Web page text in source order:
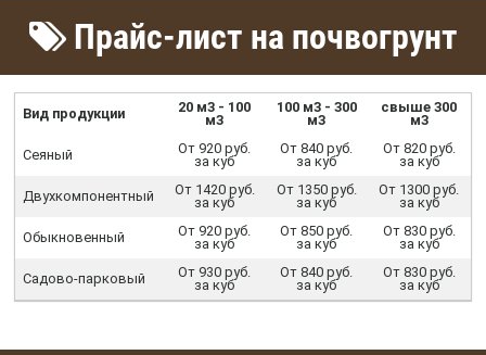
Прайс-лист на почвогрунт
Вид продукции
20 м3 - 100
м3
100 м3 - 300
м3
свыше 300
м3
Сеяный
От 920 руб.
за куб
От 840 руб.
за куб
От 820 руб.
за куб
Двухкомпонентный
От 1420 руб.
за куб
От 1350 руб.
за куб
От 1300 руб.
за куб
Обыкновенный
От 920 руб.
за куб
От 850 руб.
за куб
От 830 руб.
за куб
Садово-парковый
От 930 руб.
за куб
От 840 руб.
за куб
От 830 руб.
за куб